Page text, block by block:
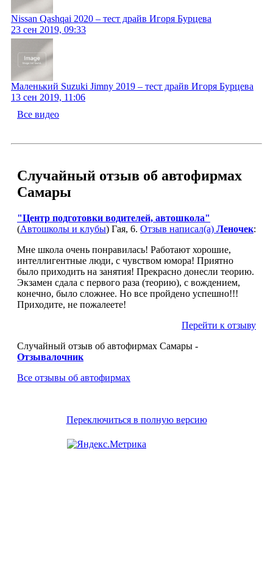
Nissan Qashqai 2020 – тест драйв Игоря Бурцева
23 сен 2019, 09:33
Маленький Suzuki Jimny 2019 – тест драйв Игоря Бурцева
13 сен 2019, 11:06
Все видео
Случайный отзыв об автофирмах
Самары
"Центр подготовки водителей, автошкола"
(Автошколы и клубы) Гая, 6. Отзыв написал(а) Леночек:
Мне школа очень понравилась! Работают хорошие,
интеллигентные люди, с чувством юмора! Приятно
было приходить на занятия! Прекрасно донесли теорию.
Экзамен сдала с первого раза (теорию), с вождением,
конечно, было сложнее. Но все пройдено успешно!!!
Приходите, не пожалеете!
Перейти к отзыву
Случайный отзыв об автофирмах Самары -
Отзывалочник
Все отзывы об автофирмах
Переключиться в полную версию